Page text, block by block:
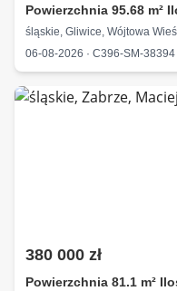
Powierzchnia 95.68 m²
śląskie, Gliwice, Wójtowa Wieś
06-08-2026 · C396-SM-38394
380 000 zł
Powierzchnia 81.1 m²